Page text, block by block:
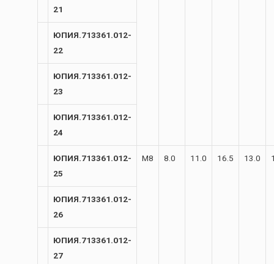
21
ЮПИЯ.713361.012-
22
ЮПИЯ.713361.012-
23
ЮПИЯ.713361.012-
24
ЮПИЯ.713361.012-
25
М8 8.0 11.0 16.5 13.0
ЮПИЯ.713361.012-
26
ЮПИЯ.713361.012-
27